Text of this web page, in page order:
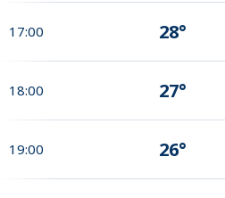
17:00 28°
18:00 27°
19:00 26°